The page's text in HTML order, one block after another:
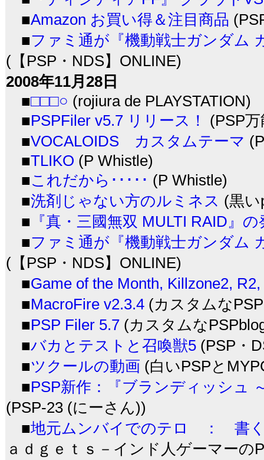
■Amazon お買い得＆注目商品
■ファミ通が『機動戦士ガンダム
(【PSP・NDS】ONLINE)
2008年11月28日
■□□□○ (rojiura de PLAYSTATION)
■PSPFiler v5.7 リリース！
(PSP
■VOCALOIDS カスタムテーマ
■TLIKO (P Whistle)
■これだから･････ (P Whistle)
■洗剤じゃない方のルミネス (黒
■ 『真・三國無双 MULTI RAID』
■ファミ通が『機動戦士ガンダム
(【PSP・NDS】ONLINE)
■Game of the Month, Killzone2,
■MacroFire v2.3.4 (カスタムな
■PSP Filer 5.7 (カスタムな
■バカとテストと召喚獣5 (PSP・
■ツクールの動画 (白いPSPと
■PSP新作：『ブランディッシュ
(PSP-23 (にーさん))
■地元ムンバイでのテロ ： 書く
ａｄｇｅｔｓ－インド人ゲーマーの